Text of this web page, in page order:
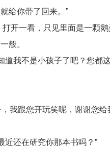
给你带了回来。”
开一看，只见里面是一颗
般。
道我不是小孩子了吧？您都
我跟您开玩笑呢，谢谢您
近还在研究你那本书吗？”